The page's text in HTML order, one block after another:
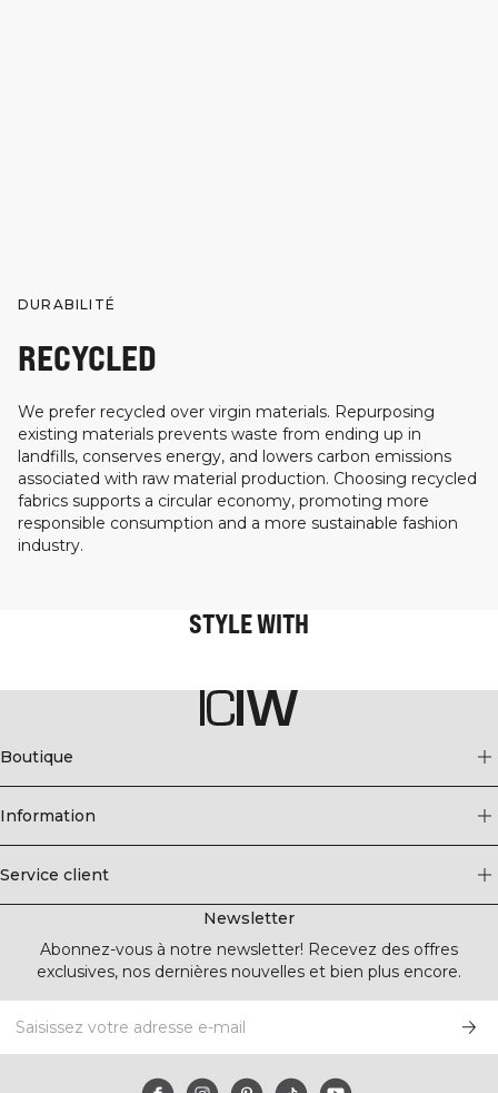
DURABILITÉ
RECYCLED
We prefer recycled over virgin materials. Repurposing
existing materials prevents waste from ending up in
landfills, conserves energy, and lowers carbon emissions
associated with raw material production. Choosing recycled
fabrics supports a circular economy, promoting more
responsible consumption and a more sustainable fashion
industry.
STYLE WITH
Boutique
Information
Service client
Newsletter
Abonnez-vous à notre newsletter! Recevez des offres
exclusives, nos dernières nouvelles et bien plus encore.